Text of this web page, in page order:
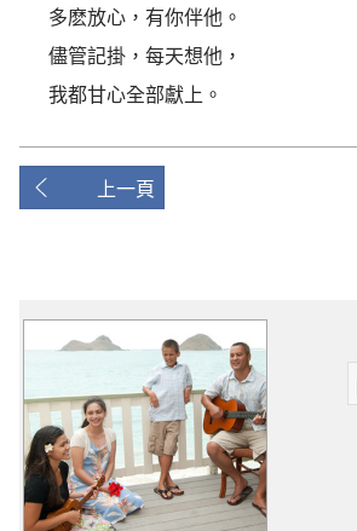
多麽放心，有你伴他。
儘管記掛，每天想他，
我都甘心全部獻上。
上一頁